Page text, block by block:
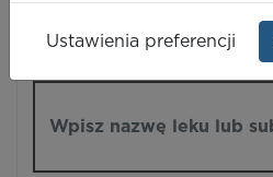
Ustawienia preferencji